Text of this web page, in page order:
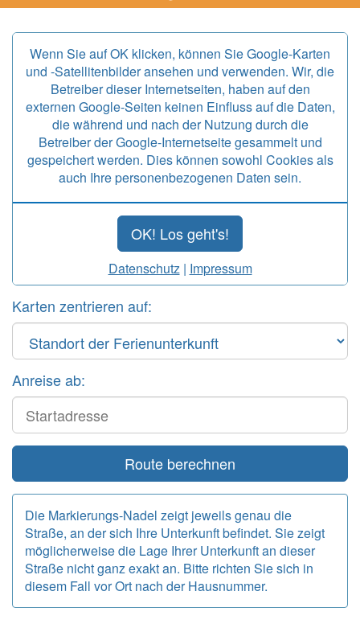
Wenn Sie auf OK klicken, können Sie Google-Karten
und -Satellitenbilder ansehen und verwenden. Wir, die
Betreiber dieser Internetseiten, haben auf den
externen Google-Seiten keinen Einfluss auf die Daten,
die während und nach der Nutzung durch die
Betreiber der Google-Internetseite gesammelt und
gespeichert werden. Dies können sowohl Cookies als
auch Ihre personenbezogenen Daten sein.
OK! Los geht's!
Datenschutz| Impressum
Karten zentrieren auf:
Anreise ab:
Start
Route berechnen
Die Markierungs-Nadel zeigt jeweils genau die
Straße, an der sich Ihre Unterkunft befindet. Sie zeigt
möglicherweise die Lage Ihrer Unterkunft an dieser
Straße nicht ganz exakt an. Bitte richten Sie sich in
diesem Fall vor Ort nach der Hausnummer.